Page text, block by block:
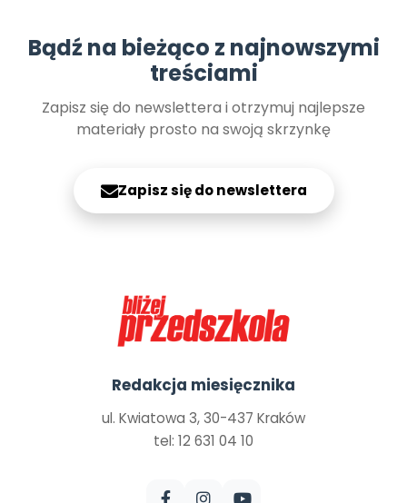
Bądź na bieżąco z najnowszymi
treściami
Zapisz się do newslettera i otrzymuj najlepsze
materiały prosto na swoją skrzynkę
Zapisz się do newslettera
Redakcja miesięcznika
ul. Kwiatowa 3, 30-437 Kraków
tel: 12 631 04 10